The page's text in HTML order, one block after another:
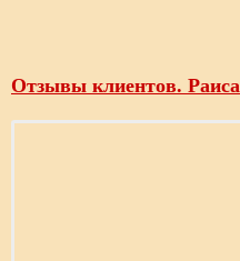
Отзывы клиентов. Раиса